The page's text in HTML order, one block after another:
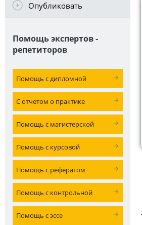
Опубликовать
Помощь экспертов -
репетиторов
Помощь с дипломной
С отчетом о практике
Помощь с магистерской
Помощь с курсовой
Помощь с рефератом
Помощь с контрольной
Помощь с эссе